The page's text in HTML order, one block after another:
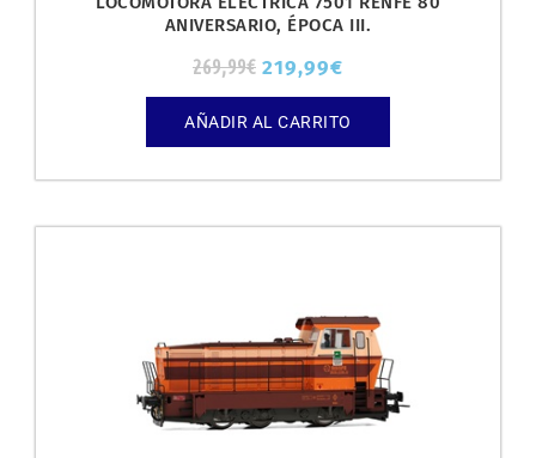
ANIVERSARIO, ÉPOCA III.
269,99€ 219,99€
AÑADIR AL CARRITO